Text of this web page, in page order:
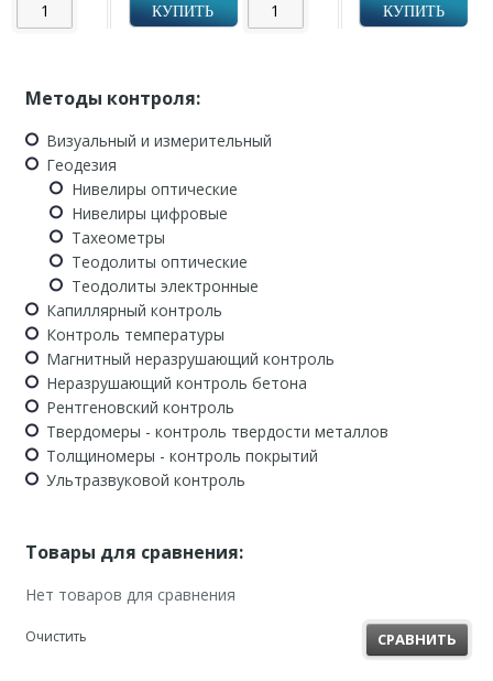
КУПИТЬ КУПИТЬ
Методы контроля:
Визуальный и измерительный
Геодезия
Нивелиры оптические
Нивелиры цифровые
Тахеометры
Теодолиты оптические
Теодолиты электронные
Капиллярный контроль
Контроль температуры
Магнитный неразрушающий контроль
Неразрушающий контроль бетона
Рентгеновский контроль
Твердомеры - контроль твердости металлов
Толщиномеры - контроль покрытий
Ультразвуковой контроль
Товары для сравнения:
Нет товаров для сравнения
Очистить СРАВНИТЬ